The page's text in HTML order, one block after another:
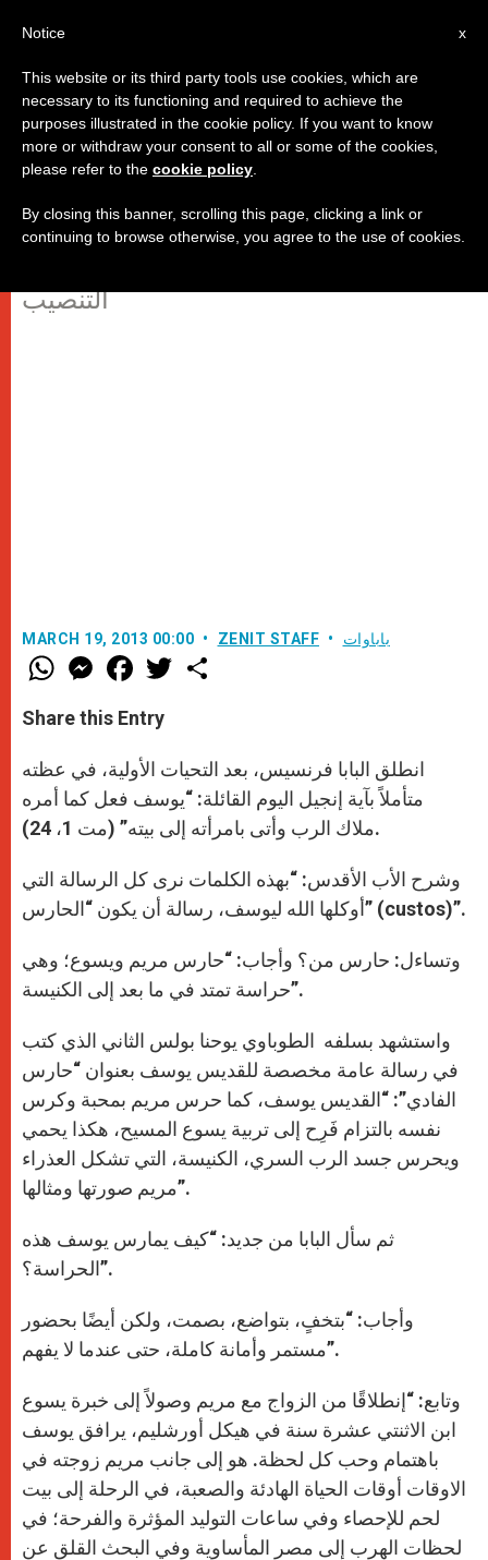
القديس يوسف الحارس: حارس مريم
ويسوع وحارس الكنيسة
التنصيب
MARCH 19, 2013 00:00 ZENIT STAFF باباوات
W
h
t
s
p
p
M
e
s
e
e
r
F
a
e
b
o
k
w
r
Share this Entry
انطلق البابا فرنسيس، بعد التحيات الأولية، في عظته
متأملاً بآية إنجيل اليوم القائلة: “يوسف فعل كما أمره
ملاك الرب وأتى بامرأته إلى بيته” (مت 1، 24).
وشرح الأب الأقدس: “بهذه الكلمات نرى كل الرسالة التي
أوكلها الله ليوسف، رسالة أن يكون “الحارس” (custos)”.
وتساءل: حارس من؟ وأجاب: “حارس مريم ويسوع؛ وهي
حراسة تمتد في ما بعد إلى الكنيسة”.
واستشهد بسلفه الطوباوي يوحنا بولس الثاني الذي كتب
في رسالة عامة مخصصة للقديس يوسف بعنوان “حارس
الفادي”: “القديس يوسف، كما حرس مريم بمحبة وكرس
نفسه بالتزام فَرِح إلى تربية يسوع المسيح، هكذا يحمي
ويحرس جسد الرب السري، الكنيسة، التي تشكل العذراء
مريم صورتها ومثالها”.
ثم سأل البابا من جديد: “كيف يمارس يوسف هذه
الحراسة؟”.
وأجاب: “بتخفٍ، بتواضع، بصمت، ولكن أيضًا بحضور
مستمر وأمانة كاملة، حتى عندما لا يفهم”.
وتابع: “إنطلاقًا من الزواج مع مريم وصولاً إلى خبرة يسوع
ابن الاثنتي عشرة سنة في هيكل أورشليم، يرافق يوسف
باهتمام وحب كل لحظة. هو إلى جانب مريم زوجته في
الاوقات أوقات الحياة الهادئة والصعبة، في الرحلة إلى بيت
لحم للإحصاء وفي ساعات التوليد المؤثرة والفرحة؛ في
لحظات الهرب إلى مصر المأساوية وفي البحث القلق عن
x
Notice
This website or its third party tools use cookies, which are
necessary to its functioning and required to achieve the
purposes illustrated in the cookie policy. If you want to know
more or withdraw your consent to all or some of the cookies,
please refer to the cookie policy
By closing this banner, scrolling this page, clicking a link or
continuing to browse otherwise, you agree to the use of cookies.